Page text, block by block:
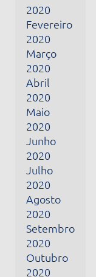
Junho
2020
Julho
2020
Agosto
2020
Setembro
2020
Outubro
2020
Junho
2021
Julho
2021
Novembro
2021
Dezembro
2021
Janeiro
2022
Fevereiro